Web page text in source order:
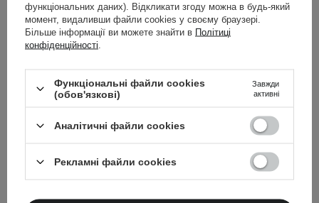
Suspension 23% + HA
з 23% вітаміном C i 2%
Solution 5% + EGCG -
кофеїном і зеленим
чаєм - 30ml
функціональних даних). Відкликати згоду можна в будь-який
момент, видаливши файли cookies у своєму браузері.
Більше інформації ви можете знайти в Політиці
конфіденційності
Функціональні файли cookies
(обов'язкові)
Завжди
активні
Аналітичні файли cookies
Рекламні файли cookies